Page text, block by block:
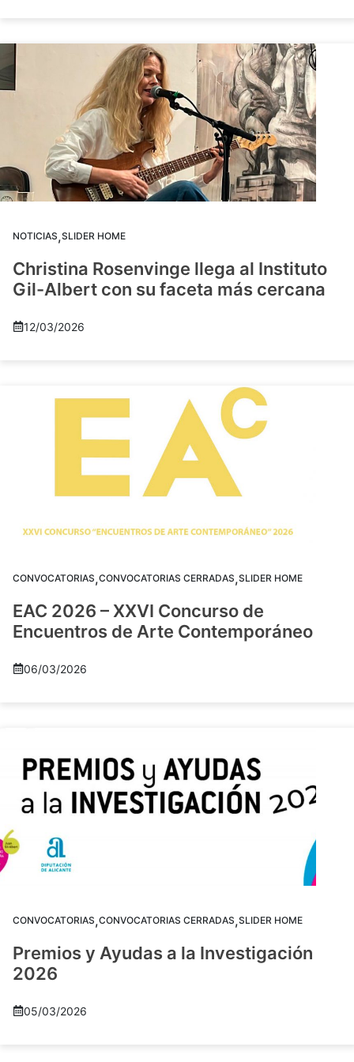
NOTICIAS,SLIDER HOME
Christina Rosenvinge llega al Instituto
Gil-Albert con su faceta más cercana
12/03/2026
CONVOCATORIAS,CONVOCATORIAS CERRADAS,SLIDER HOME
EAC 2026 – XXVI Concurso de
Encuentros de Arte Contemporáneo
06/03/2026
CONVOCATORIAS,CONVOCATORIAS CERRADAS,SLIDER HOME
Premios y Ayudas a la Investigación
2026
05/03/2026